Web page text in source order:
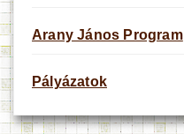
Arany János Program
Pályázatok